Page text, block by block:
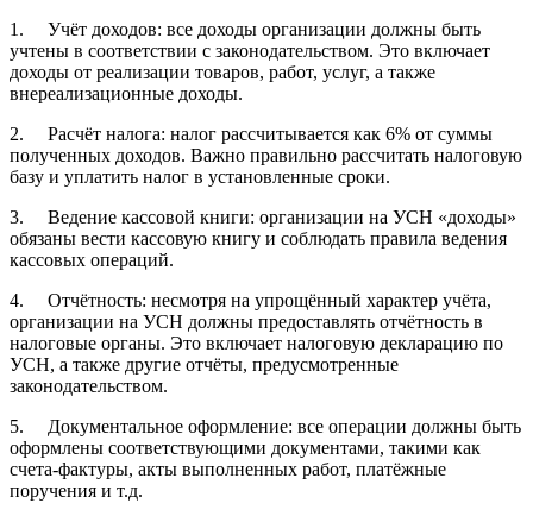
1. Учёт доходов: все доходы организации должны быть
учтены в соответствии с законодательством. Это включает
доходы от реализации товаров, работ, услуг, а также
внереализационные доходы.
2. Расчёт налога: налог рассчитывается как 6% от суммы
полученных доходов. Важно правильно рассчитать налоговую
базу и уплатить налог в установленные сроки.
3. Ведение кассовой книги: организации на УСН «доходы»
обязаны вести кассовую книгу и соблюдать правила ведения
кассовых операций.
4. Отчётность: несмотря на упрощённый характер учёта,
организации на УСН должны предоставлять отчётность в
налоговые органы. Это включает налоговую декларацию по
УСН, а также другие отчёты, предусмотренные
законодательством.
5. Документальное оформление: все операции должны быть
оформлены соответствующими документами, такими как
счета-фактуры, акты выполненных работ, платёжные
поручения и т.д.